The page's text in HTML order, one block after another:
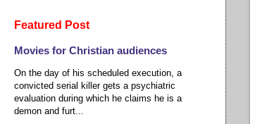
Featured Post
Movies for Christian audiences
On the day of his scheduled execution, a
convicted serial killer gets a psychiatric
evaluation during which he claims he is a
demon and furt...